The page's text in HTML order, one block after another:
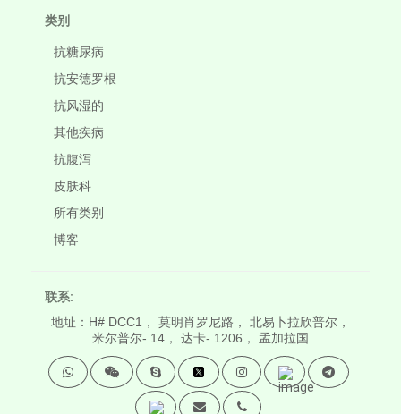
类别
抗糖尿病
抗安德罗根
抗风湿的
其他疾病
抗腹泻
皮肤科
所有类别
博客
联系:
地址：H# DCC1， 莫明肖罗尼路， 北易卜拉欣普尔，
米尔普尔- 14， 达卡- 1206， 孟加拉国